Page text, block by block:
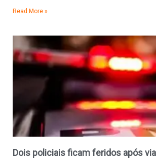
Read More »
Dois policiais ficam feridos após